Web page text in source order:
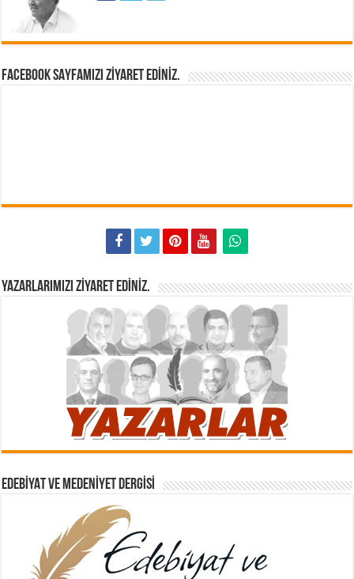
FACEBOOK SAYFAMIZI ZIYARET EDINIZ.
YAZARLARIMIZI ZIYARET EDINIZ.
EDEBIYAT VE MEDENIYET DERGISI